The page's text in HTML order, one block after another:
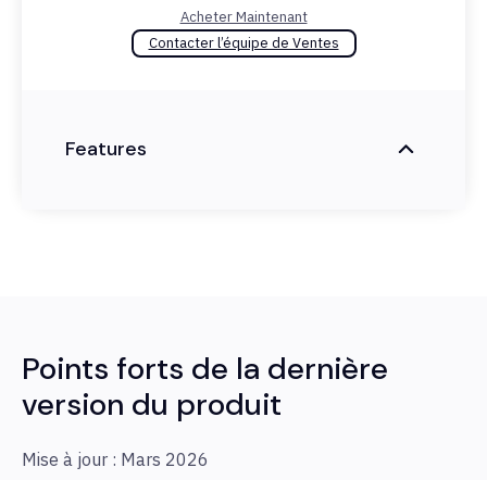
Acheter Maintenant
Contacter l’équipe de Ventes
Features
Points forts de la dernière
version du produit
Mise à jour : Mars 2026